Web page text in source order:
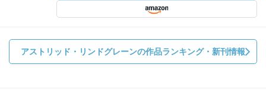
アストリッド・リンドグレーンの作品ランキング・新刊情報